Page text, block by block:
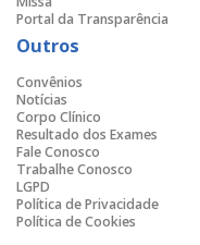
Portal da Transparência
Outros
Convênios
Notícias
Corpo Clínico
Resultado dos Exames
Fale Conosco
Trabalhe Conosco
LGPD
Política de Privacidade
Política de Cookies